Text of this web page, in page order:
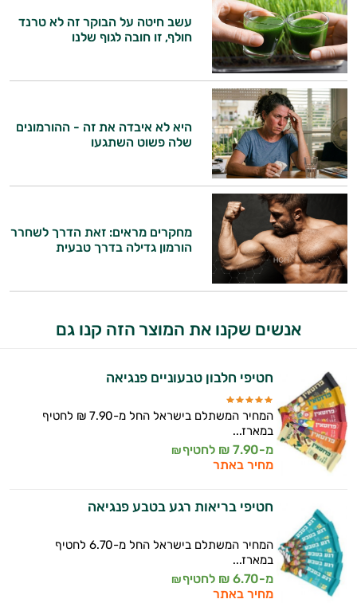
ביותר
אבקות
חלבון
פאמפ
העלאת
אנרגיה
פעילות
גופנית
טבעוניים
משקאות
לספורטאים
עשב חיטה על הבוקר זה לא טרנד
חולף, זו חובה לגוף שלנו
היא לא איבדה את זה - ההורמונים
שלה פשוט השתגעו
מחקרים מראים: זאת הדרך לשחרר
הורמון גדילה בדרך טבעית
אנשים שקנו את המוצר הזה קנו גם
חטיפי חלבון טבעוניים פנגיאה
המחיר המשתלם בישראל החל מ-7.90 ₪ לחטיף
במארז...
מ-7.90 ₪ לחטיף ₪
מחיר באתר
חטיפי בריאות רגע בטבע פנגיאה
המחיר המשתלם בישראל החל מ-6.70 לחטיף
במארז...
מ-6.70 ₪ לחטיף ₪
מחיר באתר
היי,
אני יועץ הבריאות האישי AI של טבע בריא.
התשובות שלי מבוססות על מאגרי מידע קליניים
וספרות מקצועית בתחומי הרפואה הטבעית
ותזונת הספורט.
אני כאן כדי לעזור לך להתאים את תוספי
התזונה ומוצרי הבריאות המדויקים למטרות
ולמצב הגופני שלך, ולהסביר לך אילו רכיבים
עובדים יחד כדי למקסם תוצאות גם בחיי היום
יום וגם בתחום הכושר והספורט.